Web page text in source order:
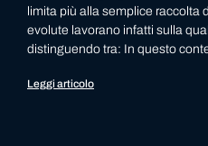
limita più alla semplice raccolta
evolute lavorano infatti sulla
distinguendo tra: In questo
Leggi articolo